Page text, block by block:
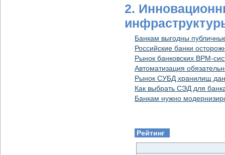
2.
Банкам выгодны
Российские банки
Рынок банковских BPM-
Автоматизация
Рынок СУБД хранилищ
Как выбрать СЭД для
Банкам нужно
Рейтинг